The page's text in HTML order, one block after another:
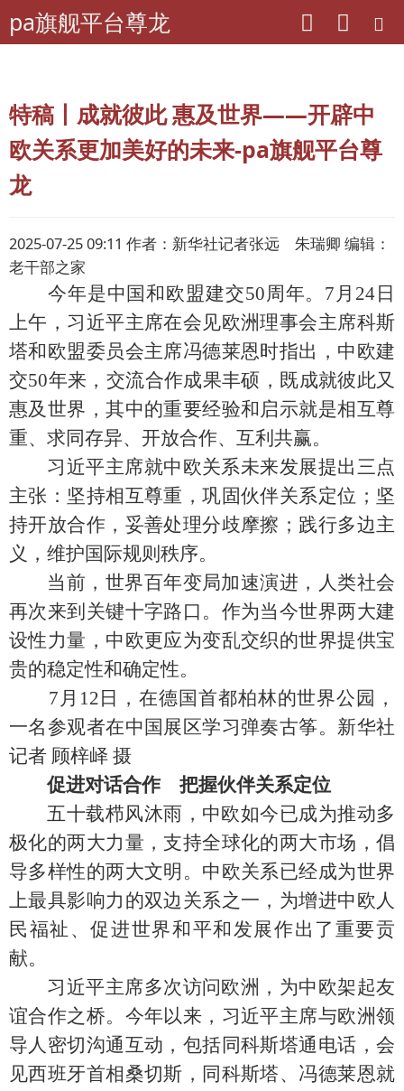
pa旗舰平台尊龙
pa旗舰平台尊龙 老干部工作
特稿丨成就彼此 惠及世界——开辟中
欧关系更加美好的未来-pa旗舰平台尊
龙
2025-07-25 09:11 作者：新华社记者张远 朱瑞卿 编辑：
老干部之家
今年是中国和欧盟建交50周年。7月24日
上午，习近平主席在会见欧洲理事会主席科斯
塔和欧盟委员会主席冯德莱恩时指出，中欧建
交50年来，交流合作成果丰硕，既成就彼此又
惠及世界，其中的重要经验和启示就是相互尊
重、求同存异、开放合作、互利共赢。
习近平主席就中欧关系未来发展提出三点
主张：坚持相互尊重，巩固伙伴关系定位；坚
持开放合作，妥善处理分歧摩擦；践行多边主
义，维护国际规则秩序。
当前，世界百年变局加速演进，人类社会
再次来到关键十字路口。作为当今世界两大建
设性力量，中欧更应为变乱交织的世界提供宝
贵的稳定性和确定性。
7月12日，在德国首都柏林的世界公园，
一名参观者在中国展区学习弹奏古筝。新华社
记者 顾梓峄 摄
促进对话合作 把握伙伴关系定位
五十载栉风沐雨，中欧如今已成为推动多
极化的两大力量，支持全球化的两大市场，倡
导多样性的两大文明。中欧关系已经成为世界
上最具影响力的双边关系之一，为增进中欧人
民福祉、促进世界和平和发展作出了重要贡
献。
习近平主席多次访问欧洲，为中欧架起友
谊合作之桥。今年以来，习近平主席与欧洲领
导人密切沟通互动，包括同科斯塔通电话，会
见西班牙首相桑切斯，同科斯塔、冯德莱恩就